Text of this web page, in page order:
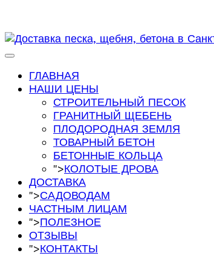
ГЛАВНАЯ
НАШИ ЦЕНЫ
СТРОИТЕЛЬНЫЙ ПЕСОК
ГРАНИТНЫЙ ЩЕБЕНЬ
ПЛОДОРОДНАЯ ЗЕМЛЯ
ТОВАРНЫЙ БЕТОН
БЕТОННЫЕ КОЛЬЦА
">КОЛОТЫЕ ДРОВА
ДОСТАВКА
">САДОВОДАМ
ЧАСТНЫМ ЛИЦАМ
">ПОЛЕЗНОЕ
ОТЗЫВЫ
">КОНТАКТЫ